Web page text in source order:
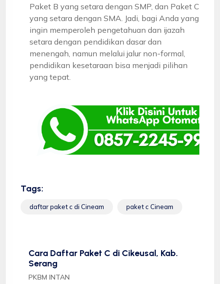
Paket B yang setara dengan SMP, dan Paket C
yang setara dengan SMA. Jadi, bagi Anda yang
ingin memperoleh pengetahuan dan ijazah
setara dengan pendidikan dasar dan
menengah, namun melalui jalur non-formal,
pendidikan kesetaraan bisa menjadi pilihan
yang tepat.
Tags:
daftar paket c di Cineam paket c Cineam
Cara Daftar Paket C di Cikeusal, Kab.
Serang
PKBM INTAN